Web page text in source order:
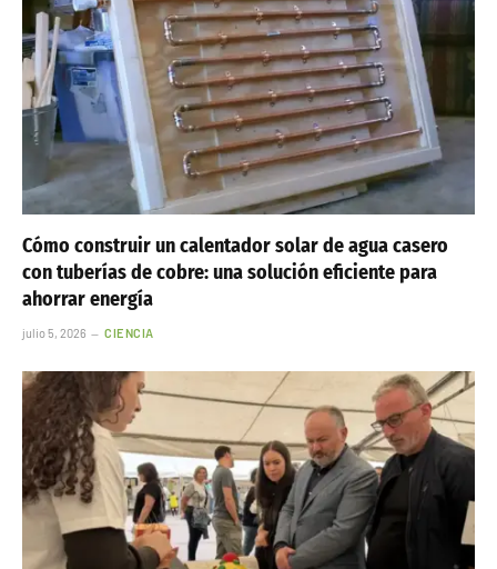
Cómo construir un calentador solar de agua casero
con tuberías de cobre: una solución eficiente para
ahorrar energía
julio 5, 2026 CIENCIA